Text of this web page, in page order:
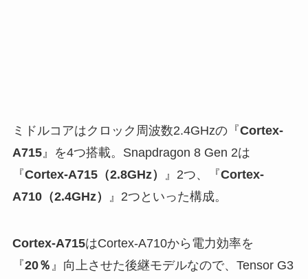
ミドルコアはクロック周波数2.4GHzの『Cortex-
A715』を4つ搭載。Snapdragon 8 Gen 2は
『Cortex-A715（2.8GHz） 』2つ、『Cortex-
A710（2.4GHz）
』2つといった構成。
Cortex-A715はCortex-A710から電力効率を
『20％ 』向上させた後継モデルなので、Tensor G3